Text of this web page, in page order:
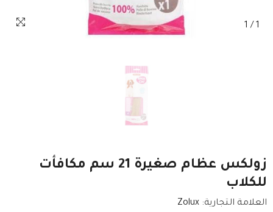
1
/
1
زولكس عظام صغيرة 21 سم مكافأت
للكلاب
العلامة التجارية: Zolux